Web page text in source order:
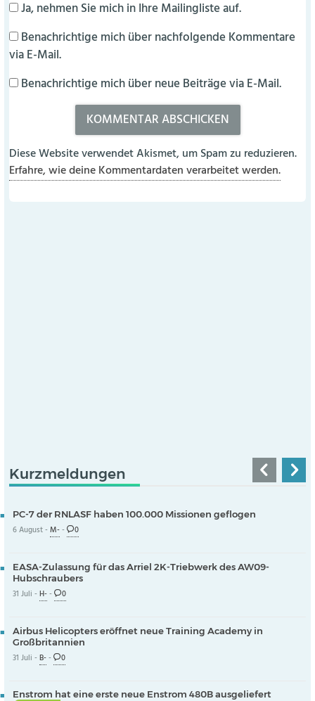
Ja, nehmen Sie mich in Ihre Mailingliste auf.
Benachrichtige mich über nachfolgende Kommentare
via E-Mail.
Benachrichtige mich über neue Beiträge via E-Mail.
Diese Website verwendet Akismet, um Spam zu reduzieren.
Erfahre, wie deine Kommentardaten verarbeitet werden.
Kurzmeldungen
PC-7 der RNLASF haben 100.000 Missionen geflogen
6 August -M-- 0
EASA-Zulassung für das Arriel 2K-Triebwerk des AW09-
Hubschraubers
31 Juli -H-- 0
Airbus Helicopters eröffnet neue Training Academy in
Großbritannien
31 Juli -B-- 0
Enstrom hat eine erste neue Enstrom 480B ausgeliefert